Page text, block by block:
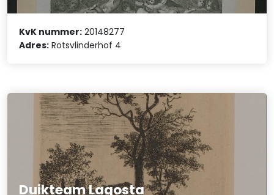
KvK nummer: 20148277
Adres: Rotsvlinderhof 4
Duikteam Lagosta